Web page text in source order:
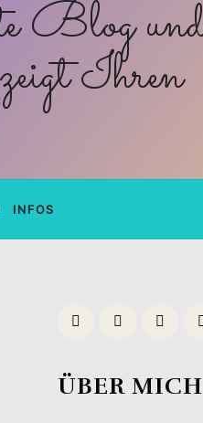
INFOS
ÜBER MICH